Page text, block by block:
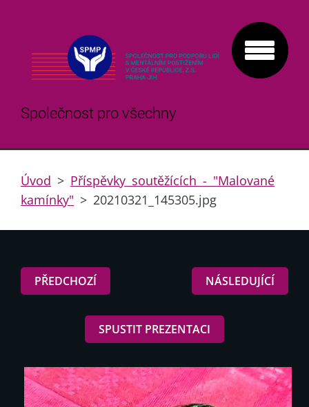
Společnost pro všechny
Úvod > Příspěvky soutěžících - "Malované
kamínky" > 20210321_145305.jpg
PŘEDCHOZÍ NÁSLEDUJÍCÍ
SPUSTIT PREZENTACI